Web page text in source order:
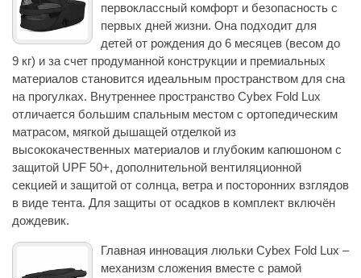
первоклассный комфорт и безопасность с
первых дней жизни. Она подходит для
детей от рождения до 6 месяцев (весом до
9 кг) и за счет продуманной конструкции и премиальных
материалов становится идеальным пространством для сна
на прогулках. Внутреннее пространство Cybex Fold Lux
отличается большим спальным местом с ортопедическим
матрасом, мягкой дышащей отделкой из
высококачественных материалов и глубоким капюшоном с
защитой UPF 50+, дополнительной вентиляционной
секцией и защитой от солнца, ветра и посторонних взглядов
в виде тента. Для защиты от осадков в комплект включён
дождевик.
Главная инновация люльки Cybex Fold Lux –
механизм сложения вместе с рамой